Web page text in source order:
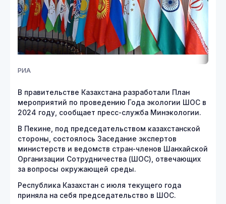
РИА
В правительстве Казахстана разработали План
мероприятий по проведению Года экологии ШОС в
2024 году, сообщает пресс-служба Минэкологии.
В Пекине, под председательством казахстанской
стороны, состоялось Заседание экспертов
министерств и ведомств стран-членов Шанхайской
Организации Сотрудничества (ШОС), отвечающих
за вопросы окружающей среды.
Республика Казахстан с июля текущего года
приняла на себя председательство в ШОС.